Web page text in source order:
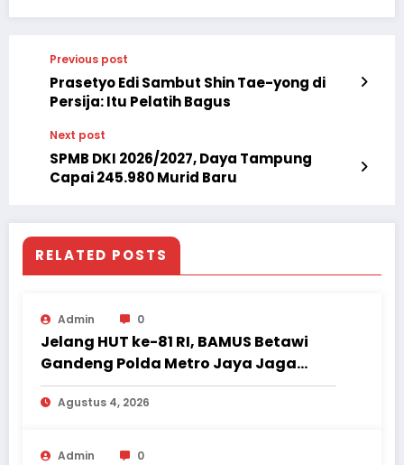
Previous post
Prasetyo Edi Sambut Shin Tae-yong di
Persija: Itu Pelatih Bagus
Next post
SPMB DKI 2026/2027, Daya Tampung
Capai 245.980 Murid Baru
RELATED POSTS
Admin 0
Jelang HUT ke-81 RI, BAMUS Betawi
Gandeng Polda Metro Jaya Jaga
Jakarta Tetap Aman dan Kondusif
Agustus 4, 2026
Admin 0